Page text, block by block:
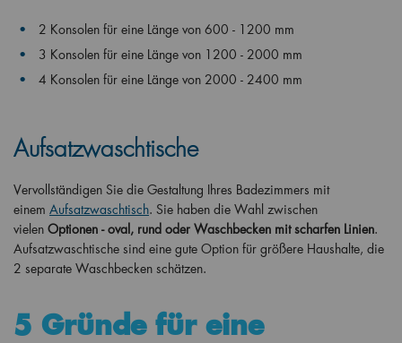
2 Konsolen für eine Länge von 600 - 1200 mm
3 Konsolen für eine Länge von 1200 - 2000 mm
4 Konsolen für eine Länge von 2000 - 2400 mm
Aufsatzwaschtische
Vervollständigen Sie die Gestaltung Ihres Badezimmers mit
einem Aufsatzwaschtisch. Sie haben die Wahl zwischen
vielen Optionen - oval, rund oder Waschbecken mit scharfen Linien.
Aufsatzwaschtische sind eine gute Option für größere Haushalte, die
2 separate Waschbecken schätzen.
5 Gründe für eine